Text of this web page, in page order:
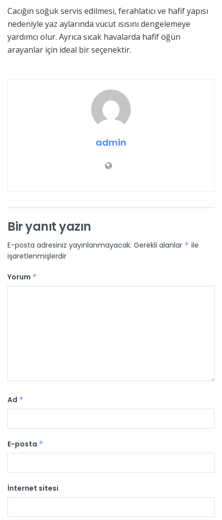
Cacığın soğuk servis edilmesi, ferahlatıcı ve hafif yapısı
nedeniyle yaz aylarında vücut ısısını dengelemeye
yardımcı olur. Ayrıca sıcak havalarda hafif öğün
arayanlar için ideal bir seçenektir.
admin
Bir yanıt yazın
E-posta adresiniz yayınlanmayacak. Gerekli alanlar * ile
işaretlenmişlerdir
Yorum *
Ad *
E-posta *
İnternet sitesi